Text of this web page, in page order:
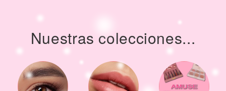
Nuestras colecciones...